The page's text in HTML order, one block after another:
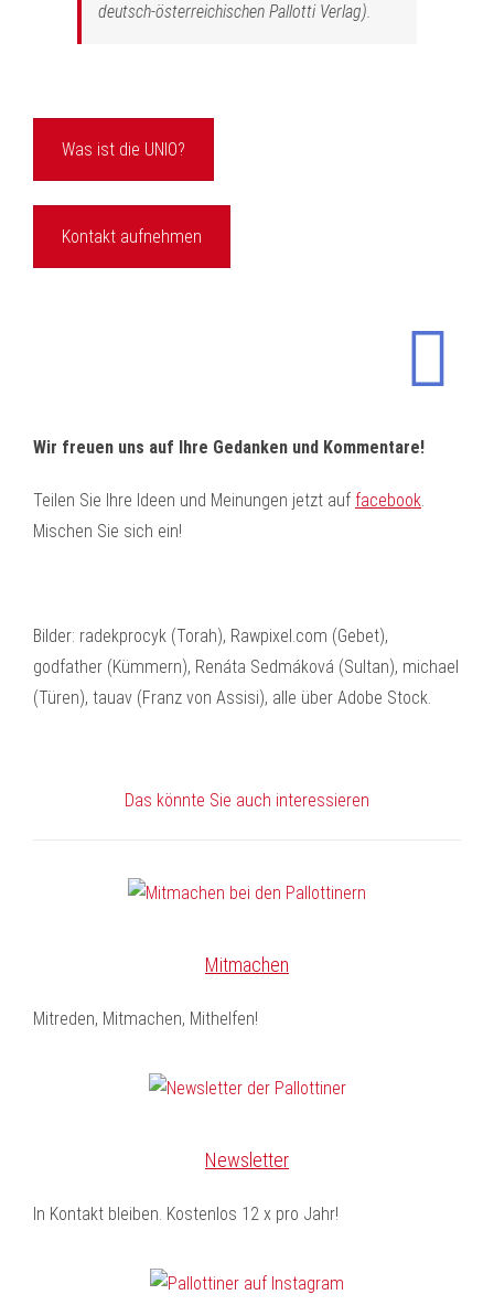
deutsch-österreichischen Pallotti Verlag).
Was ist die UNIO?
Kontakt aufnehmen
Wir freuen uns auf Ihre Gedanken und Kommentare!
Teilen Sie Ihre Ideen und Meinungen jetzt auf facebook.
Mischen Sie sich ein!
Bilder: radekprocyk (Torah), Rawpixel.com (Gebet),
godfather (Kümmern), Renáta Sedmáková (Sultan), michael
(Türen), tauav (Franz von Assisi), alle über Adobe Stock.
Das könnte Sie auch interessieren
Mitmachen
Mitreden, Mitmachen, Mithelfen!
Newsletter
In Kontakt bleiben. Kostenlos 12 x pro Jahr!